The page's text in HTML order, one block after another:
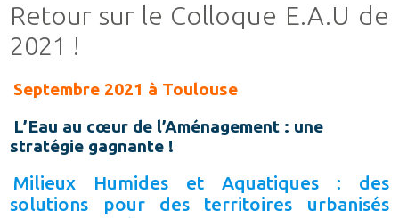
Retour sur le Colloque E.A.U de
2021 !
Septembre 2021 à Toulouse
L’Eau au cœur de l’Aménagement : une
stratégie gagnante !
Milieux Humides et Aquatiques : des
solutions pour des territoires urbanisés